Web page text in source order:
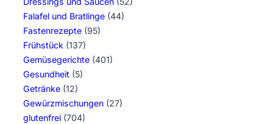
Falafel und Bratlinge (44)
Fastenrezepte (95)
Frühstück (137)
Gemüsegerichte (401)
Gesundheit (5)
Getränke (12)
Gewürzmischungen (27)
glutenfrei (704)